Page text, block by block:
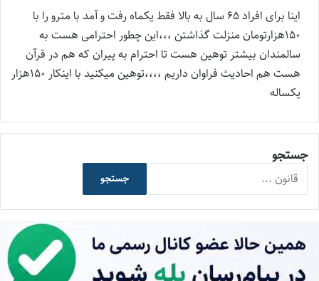
ت
:
اینا برای افراد 65 سال به بالا فقط یکماه رفت و آمد با مترو را با
150هزارتومان منزلت گذاشتن ،،،این چطور احترامی هست به
سالمندان بیشتر توهین هست تا احترام به پیران که هم در قرآن
هست هم احادیث فراوان داریم ،،،،توهین میکنید با اینکار 150هزار
یکساله
جستجو
جستجو